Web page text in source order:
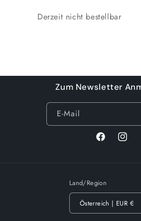
Anzahl
Derzeit nicht bestellbar
Zum Newsletter
E-Mail
Facebook
Land/Region
Österreich | EUR €